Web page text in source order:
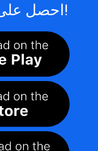
احصل على هذا التطبيق الآن!